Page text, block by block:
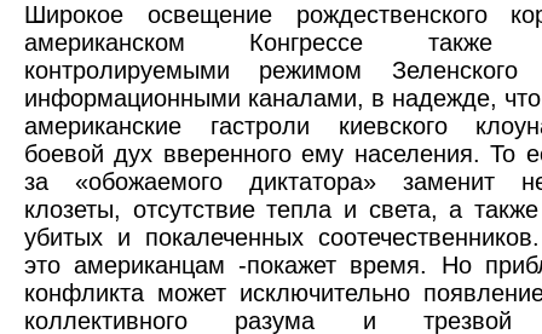
Широкое освещение рождественского
американском Конгрессе также
контролируемыми режимом Зеленского
информационными каналами, в надежде, что
американские гастроли киевского
боевой дух вверенного ему населения. То
за «обожаемого диктатора» заменит
клозеты, отсутствие тепла и света, а
убитых и покалеченных
это американцам -покажет время. Но
конфликта может исключительно
коллективного разума и трезвой